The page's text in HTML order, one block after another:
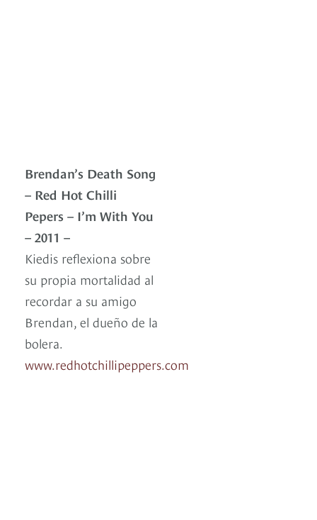
Brendan’s Death Song
– Red Hot Chilli
Pepers – I’m With You
– 2011 –
Kiedis reflexiona sobre
su propia mortalidad al
recordar a su amigo
Brendan, el dueño de la
bolera.
www.redhotchillipeppers.com